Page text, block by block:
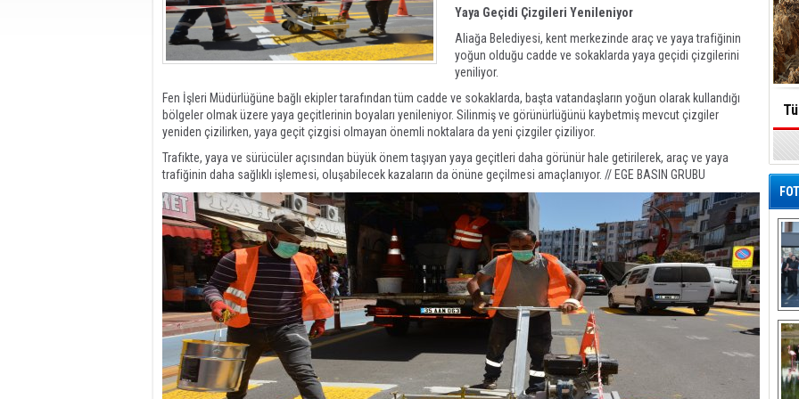
Yaya Geçidi Çizgileri Yenileniyor
Aliağa Belediyesi, kent merkezinde araç ve yaya trafiğinin
yoğun olduğu cadde ve sokaklarda yaya geçidi çizgilerini
yeniliyor.
Fen İşleri Müdürlüğüne bağlı ekipler tarafından tüm cadde ve sokaklarda, başta vatandaşların yoğun olarak kullandığı
bölgeler olmak üzere yaya geçitlerinin boyaları yenileniyor. Silinmiş ve görünürlüğünü kaybetmiş mevcut çizgiler
yeniden çizilirken, yaya geçit çizgisi olmayan önemli noktalara da yeni çizgiler çiziliyor.
Trafikte, yaya ve sürücüler açısından büyük önem taşıyan yaya geçitleri daha görünür hale getirilerek, araç ve yaya
trafiğinin daha sağlıklı işlemesi, oluşabilecek kazaların da önüne geçilmesi amaçlanıyor. // EGE BASIN GRUBU